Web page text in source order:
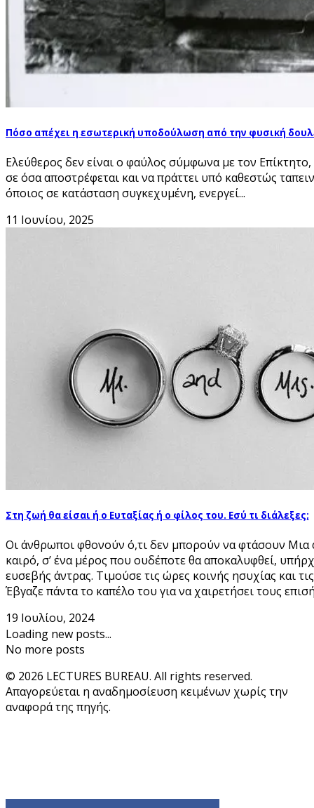
Πόσο απέχει η εσωτερική υποδούλωση από την φυσική
Ελεύθερος δεν είναι ο φαύλος σύμφωνα με τον Επίκτητο,
σε όσα αποστρέφεται και να πράττει υπό καθεστώς
όποιος σε κατάσταση συγκεχυμένη, ενεργεί...
11 Ιουνίου, 2025
Στη ζωή θα είσαι ή ο Ευταξίας ή ο φίλος του. Εσύ τι διάλεξες;
Οι άνθρωποι φθονούν ό,τι δεν μπορούν να φτάσουν Μια
καιρό, σ’ ένα μέρος που ουδέποτε θα αποκαλυφθεί,
ευσεβής άντρας. Τιμούσε τις ώρες κοινής ησυχίας και
Έβγαζε πάντα το καπέλο του για να χαιρετήσει τους
19 Ιουλίου, 2024
Loading new posts...
No more posts
© 2026 LECTURES BUREAU. All rights reserved.
Απαγορεύεται η αναδημοσίευση κειμένων χωρίς την
αναφορά της πηγής.